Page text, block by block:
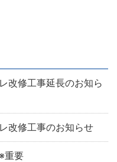
改修工事延長のお知ら
改修工事のお知らせ
重要